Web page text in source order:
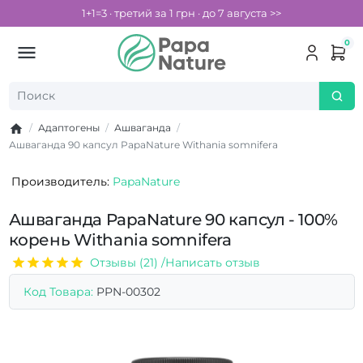
1+1=3 · третий за 1 грн · до 7 августа >>
0
Адаптогены
Ашваганда
Ашваганда 90 капсул PapaNature Withania somnifera
Производитель: PapaNature
Ашваганда PapaNature 90 капсул - 100%
корень Withania somnifera
Отзывы (21) /Написать отзыв
Код Товара: PPN-00302